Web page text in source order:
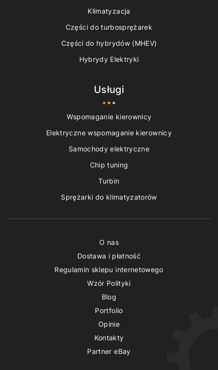
Klimatyzacja
Części do turbosprężarek
Części do hybrydów (MHEV)
Hybrydy Elektryki
Usługi
Wspomaganie kierownicy
Elektryczne wspomaganie kierownicy
Samochody elektryczne
Chip tuning
Turbin
Sprężarki do klimatyzatorów
O nas
Dostawa i płatność
Regulamin sklepu internetowego
Wzór Polityki
Blog
Portfolio
Opinie
Kontakty
Partner eBay